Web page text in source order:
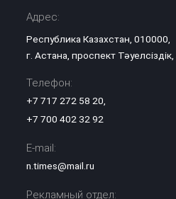
Адрес:
Республика Казахстан, 010000,
г. Астана, проспект
Телефон:
+7 717 272 58 20
+7 700 402 32 92
E-mail:
n.times@mail.ru
Рекламный отдел: